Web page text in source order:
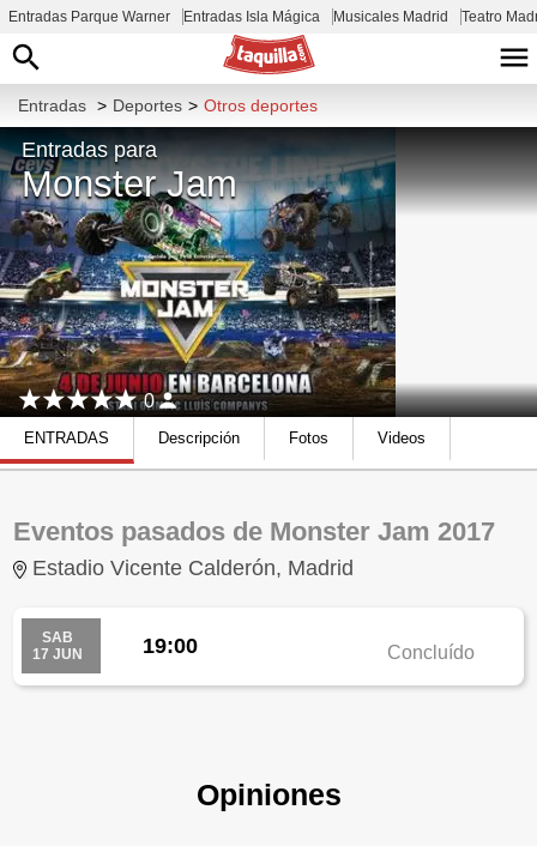
Entradas Parque Warner Entradas Isla Mágica Musicales Madrid Teatro
Entradas > Deportes > Otros deportes
Entradas para
Monster Jam
0
ENTRADAS Descripción Fotos Videos
Eventos pasados de Monster Jam 2017
Estadio Vicente Calderón, Madrid
SAB
17 JUN
19:00 Concluído
Opiniones